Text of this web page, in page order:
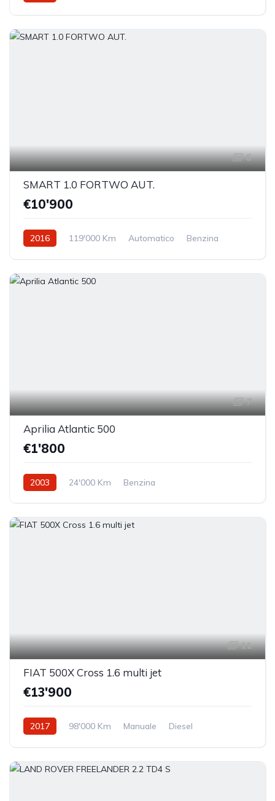
6
SMART 1.0 FORTWO AUT.
€10'900
2016 119'000 Km Automatico
Benzina
7
Aprilia Atlantic 500
€1'800
2003 24'000 Km Benzina
11
FIAT 500X Cross 1.6 multi jet
€13'900
2017 98'000 Km Manuale
Diesel